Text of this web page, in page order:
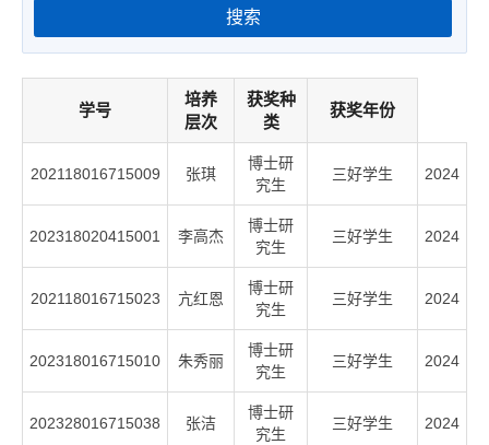
搜索
学号
培养
层次
获奖种
类
获奖年份
202118016715009 张琪
博士研
究生
三好学生 2024
202318020415001 李高杰
博士研
究生
三好学生 2024
202118016715023 亢红恩
博士研
究生
三好学生 2024
202318016715010 朱秀丽
博士研
究生
三好学生 2024
202328016715038 张洁
博士研
究生
三好学生 2024